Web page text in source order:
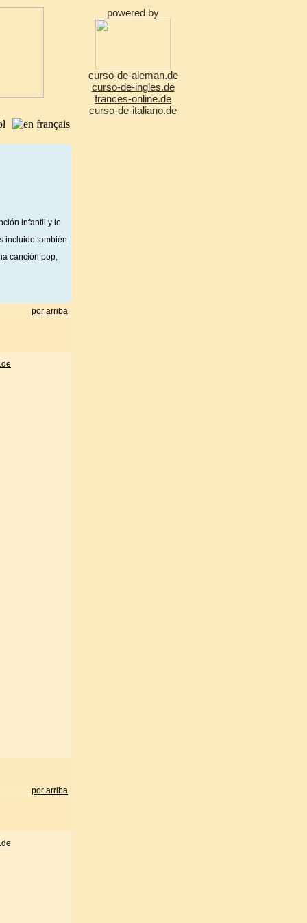
powered by
curso-de-aleman.de
curso-de-ingles.de
frances-online.de
curso-de-italiano.de
infantil y lo
incluido también
canción pop,
por arriba
por arriba